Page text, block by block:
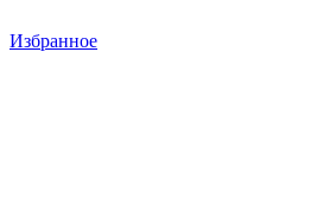
Избранное